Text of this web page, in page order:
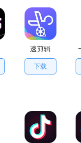
速剪辑
下载